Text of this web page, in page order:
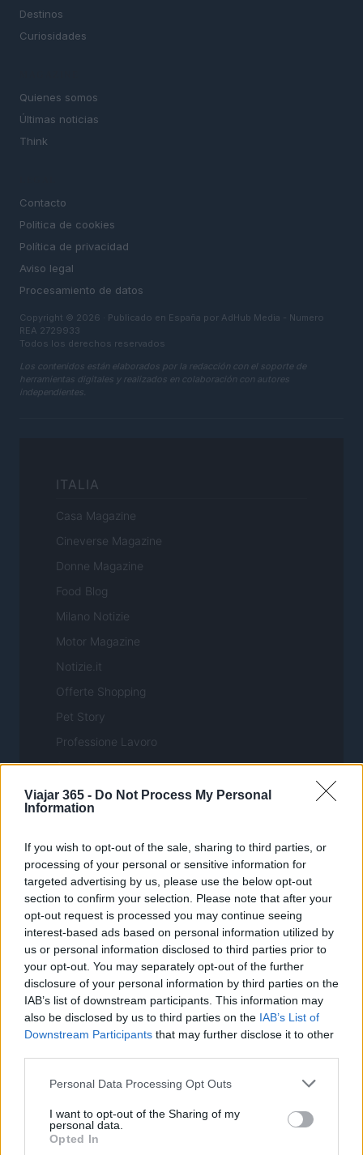
Viajar 365 - Do Not Process My Personal
Information
If you wish to opt-out of the sale, sharing to third parties, or
processing of your personal or sensitive information for
targeted advertising by us, please use the below opt-out
section to confirm your selection. Please note that after your
opt-out request is processed you may continue seeing
interest-based ads based on personal information utilized by
us or personal information disclosed to third parties prior to
your opt-out. You may separately opt-out of the further
disclosure of your personal information by third parties on the
IAB’s list of downstream participants. This information may
also be disclosed by us to third parties on the IAB’s List of
Downstream Participants that may further disclose it to other
Please note that this website/app uses one or more Google
not limited to your visit or usage behaviour. You may click to
grant or deny consent to Google and its third-party tags to
use your data for below specified purposes in below Google
Personal Data Processing Opt Outs
I want to opt-out of the Sharing of my
personal data.
Opted In
Destinos
Curiosidades
Quienes somos
Últimas noticias
Think
Contacto
Politica de cookies
Política de privacidad
Aviso legal
Procesamiento de datos
Copyright © 2026 · Publicado en España por AdHub Media - Numero
REA 2729933
Todos los derechos reservados
Los contenidos están elaborados por la redacción con el soporte de
herramientas digitales y realizados en colaboración con autores
independientes.
ITALIA
Casa Magazine
Cineverse Magazine
Donne Magazine
Food Blog
Milano Notizie
Motor Magazine
Notizie.it
Offerte Shopping
Pet Story
Professione Lavoro
Sport Magazine
Style24
Think.it
Tuobenessere
Viaggiamo
Nonne Magazine
Milano Cortina
Luxury Club
Il Calcio Online
Professione mamma
World Music
Investimenti Magazine
B2B Magazine
People Magazine